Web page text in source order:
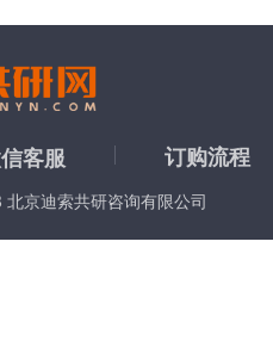
客服 订购流程
京迪索共研咨询有限公司